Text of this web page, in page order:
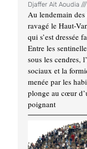
Djaffer Ait Aoudia
Au lendemain
ravagé le Haut-
qui s’est dressée
Entre les
sous les cendres,
sociaux et la
menée par les
plonge au cœur
poignant